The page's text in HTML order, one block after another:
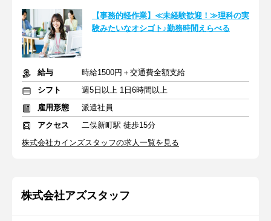
【事務的軽作業】≪未経験歓迎！≫理科の実
験みたいなオシゴト♪勤務時間えらべる
給与
時給1500円＋交通費全額支給
シフト
週5日以上 1日6時間以上
雇用形態
派遣社員
アクセス
二俣新町駅 徒歩15分
株式会社カインズスタッフの求人一覧を見る
株式会社アズスタッフ